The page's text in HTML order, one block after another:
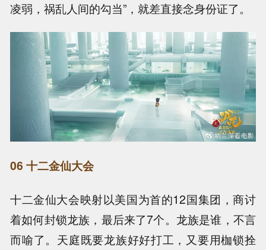
凌弱，祸乱人间的勾当”，就差直接念身份证了。
06 十二金仙大会
十二金仙大会映射以美国为首的12国集团，商讨
着如何封锁龙族，最后来了7个。龙族是谁，不言
而喻了。天庭既要龙族好好打工，又要用枷锁拴